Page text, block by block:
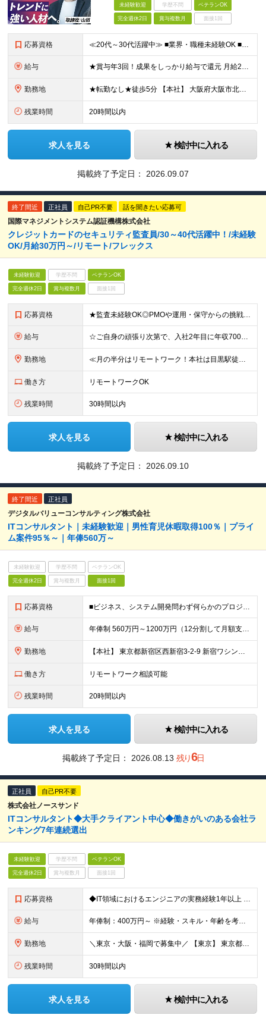
未経験歓迎 学歴不問 ベテランOK
完全週休2日 賞与複数月 面接1回
応募資格 ≪20代～30代活躍中≫ ■業界・職種未経験OK ■大卒以上 ■第二新卒歓迎 ■ブランクOK ◎社長が30代後半＆平均年齢も20代後半なので、 近い年齢の人が多く話しやすい職場環境です！
給与 ★賞与年3回！成果をしっかり給与で還元 月給25万～40万円＋賞与年3回＋各種手当 ▼マネジメント経験者 月給40万～70万円＋賞与年3回＋各種手当 ◎将来的には年収1000万円以上も可能 ※経
勤務地 ★転勤なし★徒歩5分 【本社】 大阪府大阪市北区堂島2-3-5 JPR堂島ウエスト 2F ※(変更の範囲)上記を除く当社関連勤務地
残業時間 20時間以内
求人を見る 検討中に入れる
掲載終了予定日： 2026.09.07
終了間近 正社員 自己PR不要 話を聞きたい応募可
国際マネジメントシステム認証機構株式会社
クレジットカードのセキュリティ監査員/30～40代活躍中！/未経験
OK/月給30万円～/リモート/フレックス
未経験歓迎 学歴不問 ベテランOK
完全週休2日 賞与複数月 面接1回
応募資格 ★監査未経験OK◎PMOや運用・保守からの挑戦も大歓迎！ ★IT業界の経験年数・工程は不問です ◆ITエンジニアとしての実務経験をお持ちの方（年数不問、セキュリティ、ネットワーク、インフラ、サーバー
給与 ☆ご自身の頑張り次第で、入社2年目に年収700万も ☆将来的には年収1000万も可能！ 月給30万円～50万円+賞与年2回（業績に応じる） ＝＝嘱託制度あり＝＝ 定年の60歳以降も、1年ごとの嘱託
勤務地 ≪月の半分はリモートワーク！本社は目黒駅徒歩3分≫ ■本社：東京都品川区上大崎2-24-11 目黒西口M2号館5階 ★月に4回程度の出社ルールあり ★国内への出張有り ★国外への出張の可能性あり
働き方 リモートワークOK
残業時間 30時間以内
求人を見る 検討中に入れる
掲載終了予定日： 2026.09.10
終了間近 正社員
デジタルバリューコンサルティング株式会社
ITコンサルタント｜未経験歓迎｜男性育児休暇取得100％｜プライ
ム案件95％～｜年俸560万～
未経験歓迎 学歴不問 ベテランOK
完全週休2日 賞与複数月 面接1回
応募資格 ■ビジネス、システム開発問わず何らかのプロジェクト業務に携わった経験(2年以上) ┗サポートではなく、一部領域の担当として任されて携わった経験 ■専門学校、高専卒以上 【このような方にオススメです】
給与 年俸制 560万円～1200万円（12分割して月額支給） ※経験やスキルを考慮して決定します。 ※年額（基本給）：4,606,188円～ ※その他固定手当/月：5,000円 ※固定残業手当/月：82
勤務地 【本社】 東京都新宿区西新宿3-2-9 新宿ワシントンホテルビル本館2F または 東京都千代田区神田錦町2-2-1 KANDA SQUARE 11F Wework または 都内近郊のクライアン
働き方 リモートワーク相談可能
残業時間 20時間以内
求人を見る 検討中に入れる
掲載終了予定日： 2026.08.13 残り6日
正社員 自己PR不要
株式会社ノースサンド
ITコンサルタント◆大手クライアント中心◆働きがいのある会社ラ
ンキング7年連続選出
未経験歓迎 学歴不問 ベテランOK
完全週休2日 賞与複数月 面接1回
応募資格 ◆IT領域におけるエンジニアの実務経験1年以上 ◆設計～開発のご経験（アプリ/インフラ不問）1年以上 ◆各希望勤務地拠点に通勤可能な距離にお住まいであること
給与 年俸制：400万円～ ※経験・スキル・年齢を考慮の上、決定します ※上記金額を12分割で月々支給します ※試用期間3ヶ月あり。期間中の給与・待遇に差異はありません ※上記金額には固定残業代（月40時
勤務地 ＼東京・大阪・福岡で募集中／ 【東京】 東京都中央区銀座4丁目12−15 歌舞伎座タワー 7F 【大阪】 大阪府大阪市北区梅田三丁目2番2号 JPタワー大阪17Ｆ 【福岡】 福岡県福岡市中央区天
残業時間 30時間以内
求人を見る 検討中に入れる